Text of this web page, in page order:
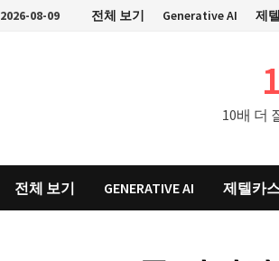
2026-08-09 전체 보기 Generative AI 제
10배 더
전체 보기 GENERATIVE AI 제텔카